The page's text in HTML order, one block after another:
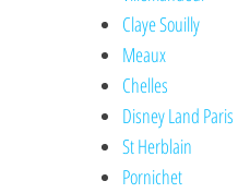
Claye Souilly
Meaux
Chelles
Disney Land Paris
St Herblain
Pornichet